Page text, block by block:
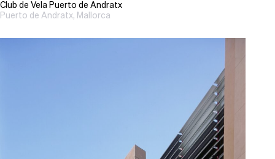
Club de Vela Puerto de Andratx
Puerto de Andratx, Mallorca